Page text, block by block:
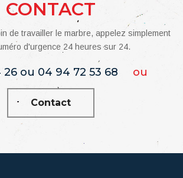
CONTACT
de travailler le marbre, appelez simplement
d'urgence 24 heures sur 24.
26 ou 04 94 72 53 68 ou
Contact